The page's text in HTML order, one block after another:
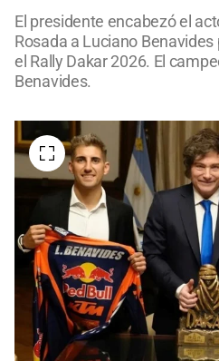
El presidente encabezó el
Rosada a Luciano
el Rally Dakar 2026. El
Benavides.